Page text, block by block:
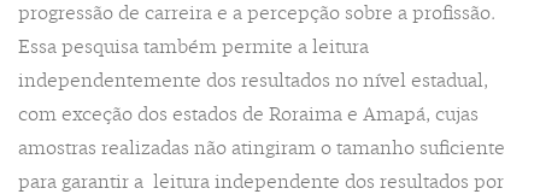
progressão de carreira e a percepção sobre a profissão.
Essa pesquisa também permite a leitura
independentemente dos resultados no nível estadual,
com exceção dos estados de Roraima e Amapá, cujas
amostras realizadas não atingiram o tamanho suficiente
para garantir a leitura independente dos resultados por